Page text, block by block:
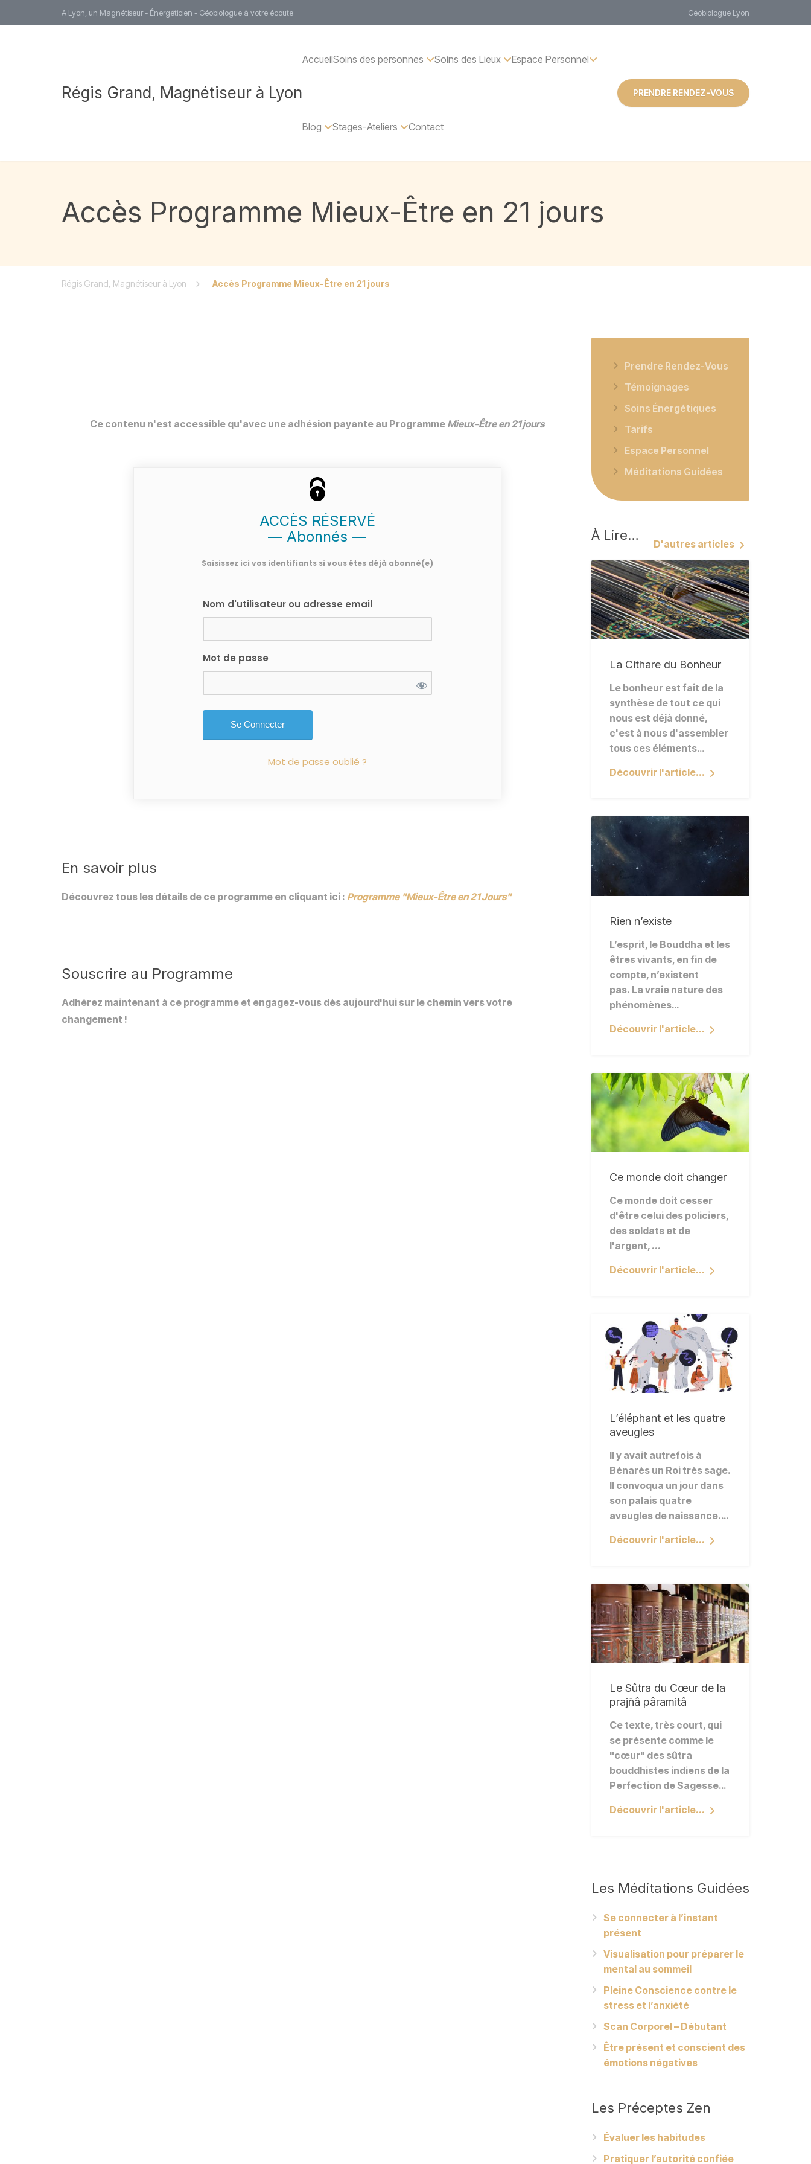
A Lyon, un Magnétiseur - Énergéticien - Géobiologue à votre écoute Géobiologue Lyon
Régis Grand, Magnétiseur à Lyon
AccueilSoins des personnes Soins des Lieux Espace Personnel
Blog Stages-Ateliers Contact
PRENDRE RENDEZ-VOUS
Accès Programme Mieux-Être en 21 jours
Régis Grand, Magnétiseur à Lyon Accès Programme Mieux-Être en 21 jours
Ce contenu n'est accessible qu'avec une adhésion payante au Programme Mieux-Être en 21 jours
ACCÈS RÉSERVÉ
— Abonnés —
Saisissez ici vos identifiants si vous êtes déjà abonné(e)
Nom d'utilisateur ou adresse email
Mot de passe
Mot de passe oublié ?
En savoir plus
Découvrez tous les détails de ce programme en cliquant ici : Programme "Mieux-Être en 21 Jours"
Souscrire au Programme
Adhérez maintenant à ce programme et engagez-vous dès aujourd'hui sur le chemin vers votre
changement !
Prendre Rendez-Vous
Témoignages
Soins Énergétiques
Tarifs
Espace Personnel
Méditations Guidées
ÀLire…
D'autres articles
La Cithare du Bonheur
Le bonheur est fait de la
synthèse de tout ce qui
nous est déjà donné,
c'est à nous d'assembler
tous ces éléments…
Découvrir l'article...
Rien n’existe
L’esprit, le Bouddha et les
êtres vivants, en fin de
compte, n’existent
pas. La vraie nature des
phénomènes…
Découvrir l'article...
Ce monde doit changer
Ce monde doit cesser
d'être celui des policiers,
des soldats et de
l'argent, ...
Découvrir l'article...
L’éléphant et les quatre
aveugles
Il y avait autrefois à
Bénarès un Roi très sage.
Il convoqua un jour dans
son palais quatre
aveugles de naissance.…
Découvrir l'article...
Le Sûtra du Cœur de la
prajñâ pâramitâ
Ce texte, très court, qui
se présente comme le
"cœur" des sûtra
bouddhistes indiens de la
Perfection de Sagesse…
Découvrir l'article...
Les Méditations Guidées
Se connecter à l’instant
présent
Visualisation pour préparer le
mental au sommeil
Pleine Conscience contre le
stress et l’anxiété
Scan Corporel – Débutant
Être présent et conscient des
émotions négatives
Les Préceptes Zen
Évaluer les habitudes
Pratiquer l’autorité confiée